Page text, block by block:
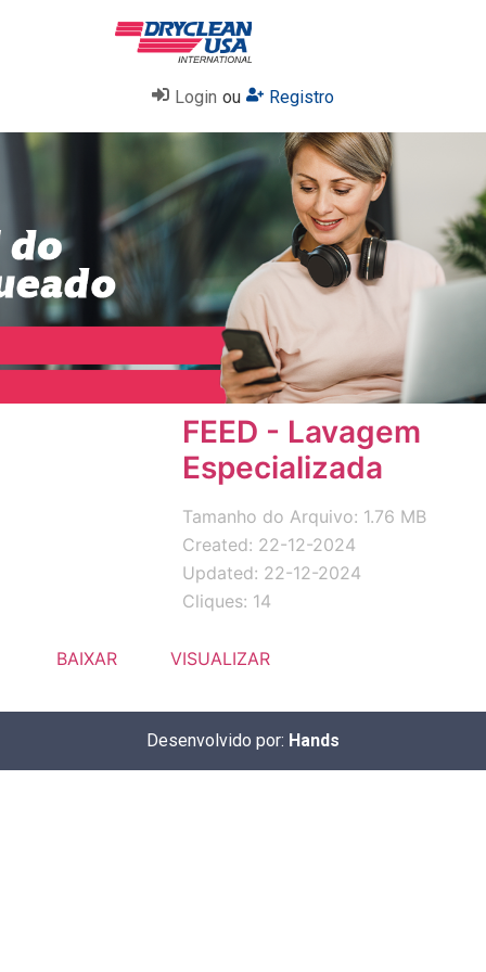
Login ou Registro
FEED - Lavagem
Especializada
Tamanho do Arquivo: 1.76 MB
Created: 22-12-2024
Updated: 22-12-2024
Cliques: 14
BAIXAR VISUALIZAR
Desenvolvido por: Hands